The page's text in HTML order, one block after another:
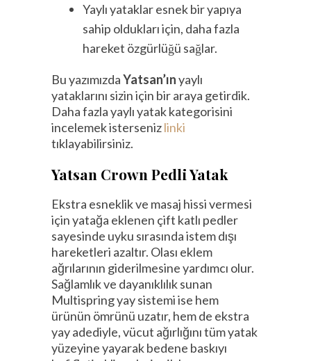
Yaylı yataklar esnek bir yapıya
sahip oldukları için, daha fazla
hareket özgürlüğü sağlar.
Bu yazımızdaYatsan’ınyaylı
yataklarını sizin için bir araya getirdik.
Daha fazla yaylı yatak kategorisini
incelemek istersenizlinki
tıklayabilirsiniz.
Yatsan Crown Pedli Yatak
Ekstra esneklik ve masaj hissi vermesi
için yatağa eklenen çift katlı pedler
sayesinde uyku sırasında istem dışı
hareketleri azaltır. Olası eklem
ağrılarının giderilmesine yardımcı olur.
Sağlamlık ve dayanıklılık sunan
Multispring yay sistemi ise hem
ürünün ömrünü uzatır, hem de ekstra
yay adediyle, vücut ağırlığını tüm yatak
yüzeyine yayarak bedene baskıyı